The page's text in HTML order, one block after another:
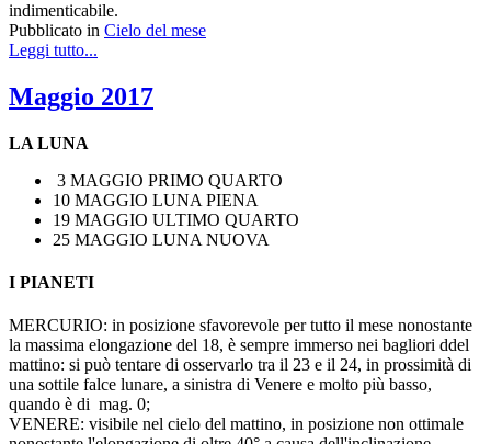
indimenticabile.
Pubblicato in Cielo del mese
Leggi tutto...
Maggio 2017
LA LUNA
3 MAGGIO PRIMO QUARTO
10 MAGGIO LUNA PIENA
19 MAGGIO ULTIMO QUARTO
25 MAGGIO LUNA NUOVA
I PIANETI
MERCURIO: in posizione sfavorevole per tutto il mese nonostante
la massima elongazione del 18, è sempre immerso nei bagliori ddel
mattino: si può tentare di osservarlo tra il 23 e il 24, in prossimità di
una sottile falce lunare, a sinistra di Venere e molto più basso,
quando è di mag. 0;
VENERE: visibile nel cielo del mattino, in posizione non ottimale